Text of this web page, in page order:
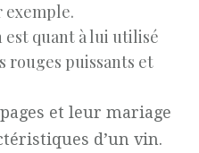
exemple.
est quant à lui utilisé
rouges puissants et
et leur mariage
d’un vin.